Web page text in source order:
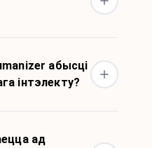
абысці
інтэлекту?
ад